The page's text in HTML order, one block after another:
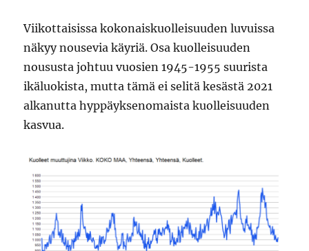
Viikottaisissa kokonaiskuolleisuuden luvuissa
näkyy nousevia käyriä. Osa kuolleisuuden
noususta johtuu vuosien 1945-1955 suurista
ikäluokista, mutta tämä ei selitä kesästä 2021
alkanutta hyppäyksenomaista kuolleisuuden
kasvua.